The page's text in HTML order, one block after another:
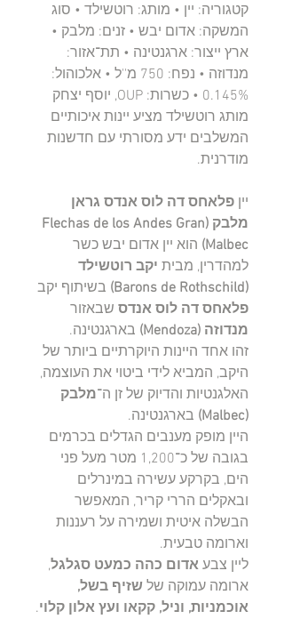
קטגוריה: יין • מותג: רוטשילד • סוג
המשקה: אדום יבש • זנים: מלבק •
ארץ ייצור: ארגנטינה • תת־אזור:
מנדוזה • נפח: 750 מ''ל • אלכוהול:
0.145% • כשרות: OUP, יוסף יצחק
מותג רוטשילד מציע יינות איכותיים
המשלבים ידע מסורתי עם חדשנות
מודרנית.
יין פלאחס דה לוס אנדס גראן
מלבק (Flechas de los Andes Gran
Malbec) הוא יין אדום יבש כשר
למהדרין, מבית יקב רוטשילד
(Barons de Rothschild)
בשיתוף יקב
פלאחס דה לוס אנדס שבאזור
מנדוזה (Mendoza)
בארגנטינה.
זהו אחד היינות היוקרתיים ביותר של
היקב, המביא לידי ביטוי את העוצמה,
האלגנטיות והדיוק של זן ה־מלבק
(Malbec)
בארגנטינה.
היין מופק מענבים הגדלים בכרמים
בגובה של כ־1,200 מטר מעל פני
הים, בקרקע עשירה במינרלים
ובאקלים הררי קריר, המאפשר
הבשלה איטית ושמירה על רעננות
וארומה טבעית.
ליין צבע אדום כהה כמעט סגלגל,
ארומה עמוקה של שזיף בשל,
אוכמניות, וניל, קקאו ועץ אלון קלוי.